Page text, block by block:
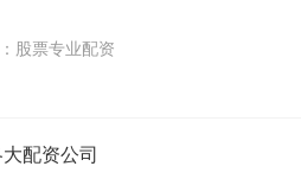
股票专业配资
配资公司